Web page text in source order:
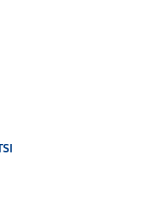
63 kW, Benzine, 3 deuren